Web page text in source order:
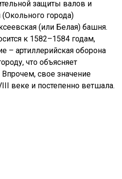
защиты валов и
города)
(или Белая) башня.
к 1582–1584 годам,
– артиллерийская оборона
что объясняет
свое значение
веке и постепенно ветшала.